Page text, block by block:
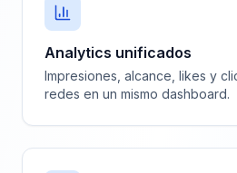
Analytics unificados
Impresiones, alcance, likes y
redes en un mismo dashboard.